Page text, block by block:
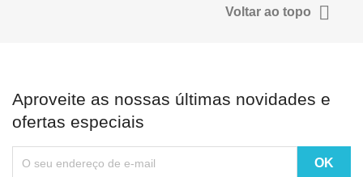
Voltar ao topo 
Aproveite as nossas últimas novidades e
ofertas especiais